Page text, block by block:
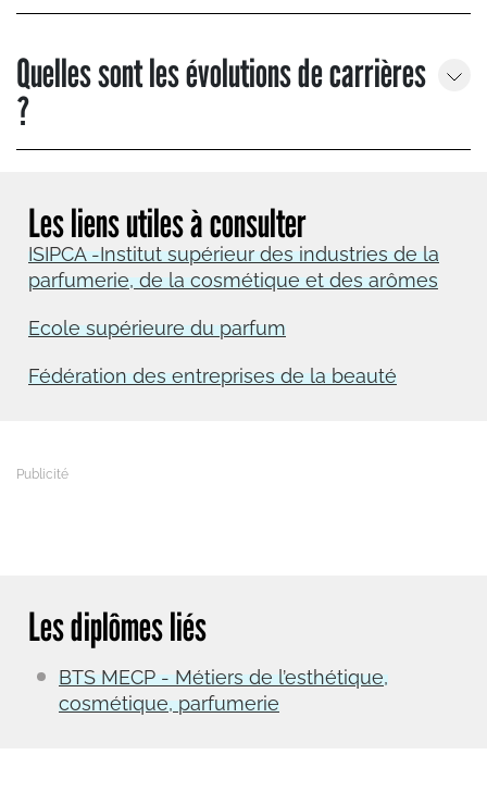
Quelles sont les évolutions de carrières
?
Les liens utiles à consulter
ISIPCA -Institut supérieur des industries de la
parfumerie, de la cosmétique et des arômes
Ecole supérieure du parfum
Fédération des entreprises de la beauté
Les diplômes liés
BTS MECP - Métiers de l’esthétique,
cosmétique, parfumerie